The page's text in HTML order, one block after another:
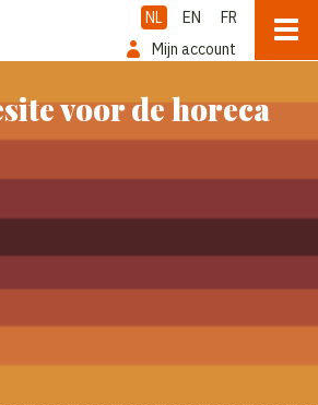
NL EN
FR
Mijn account
voor de horeca